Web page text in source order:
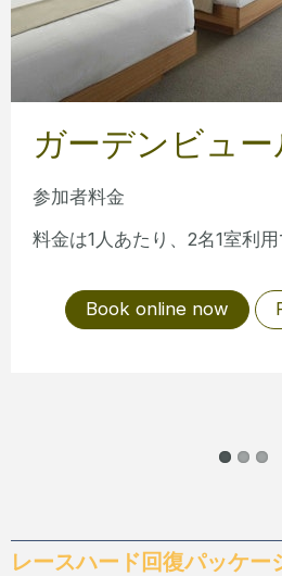
ーデンビュール
加者料金
金は1人あたり、2名1室利用で朝
Book online now
レースハード回復パッケー